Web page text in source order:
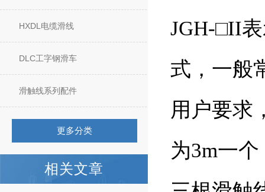
HXDL电缆滑线
DLC工字钢滑车
滑触线系列配件
更多分类
相关文章
JGH-□II
式，一般
用户要求
为3m一